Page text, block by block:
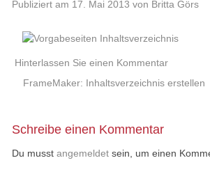
Publiziert am 17. Mai 2013 von Britta Görs
Hinterlassen Sie einen Kommentar
Beitrags
FrameMaker: Inhaltsverzeichnis erstellen
Schreibe einen Kommentar
Du musstangemeldet sein, um einen